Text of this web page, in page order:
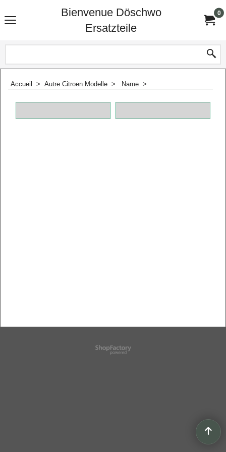
Bienvenue Döschwo
Ersatzteile
0
Accueil > Autre Citroen Modelle > .Name >
Boutique en ligne créés
avec le logiciel